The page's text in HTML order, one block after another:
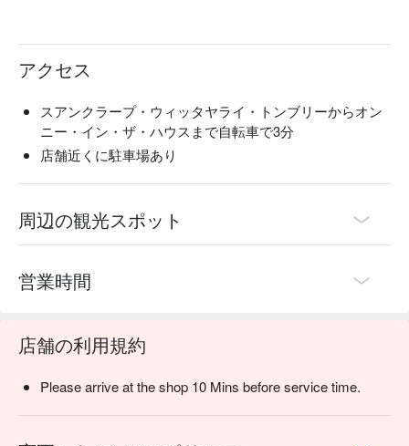
アクセス
スアンクラープ・ウィッタヤライ・トンブリーからオン
ニー・イン・ザ・ハウスまで自転車で3分
店舗近くに駐車場あり
周辺の観光スポット
営業時間
店舗の利用規約
Please arrive at the shop 10 Mins before service time.